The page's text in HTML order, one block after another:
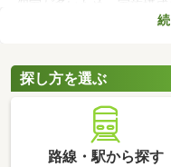
個室が多いため、家族構
ト。寝室・収納部屋・書
実した暮らしを実現でき
探し方を選ぶ
路線・駅から探す